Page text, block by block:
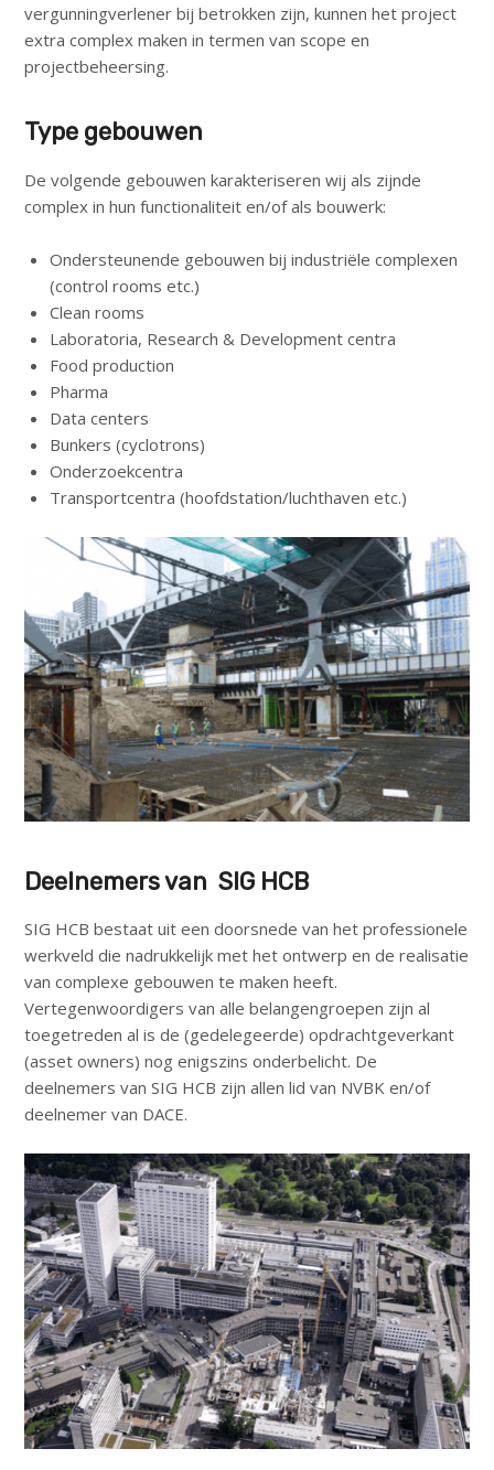
vergunningverlener bij betrokken zijn, kunnen het project
extra complex maken in termen van scope en
projectbeheersing.
Type gebouwen
De volgende gebouwen karakteriseren wij als zijnde
complex in hun functionaliteit en/of als bouwerk:
Ondersteunende gebouwen bij industriële complexen
(control rooms etc.)
Clean rooms
Laboratoria, Research & Development centra
Food production
Pharma
Data centers
Bunkers (cyclotrons)
Onderzoekcentra
Transportcentra (hoofdstation/luchthaven etc.)
Deelnemers van SIG HCB
SIG HCB bestaat uit een doorsnede van het professionele
werkveld die nadrukkelijk met het ontwerp en de realisatie
van complexe gebouwen te maken heeft.
Vertegenwoordigers van alle belangengroepen zijn al
toegetreden al is de (gedelegeerde) opdrachtgeverkant
(asset owners) nog enigszins onderbelicht. De
deelnemers van SIG HCB zijn allen lid van NVBK en/of
deelnemer van DACE.